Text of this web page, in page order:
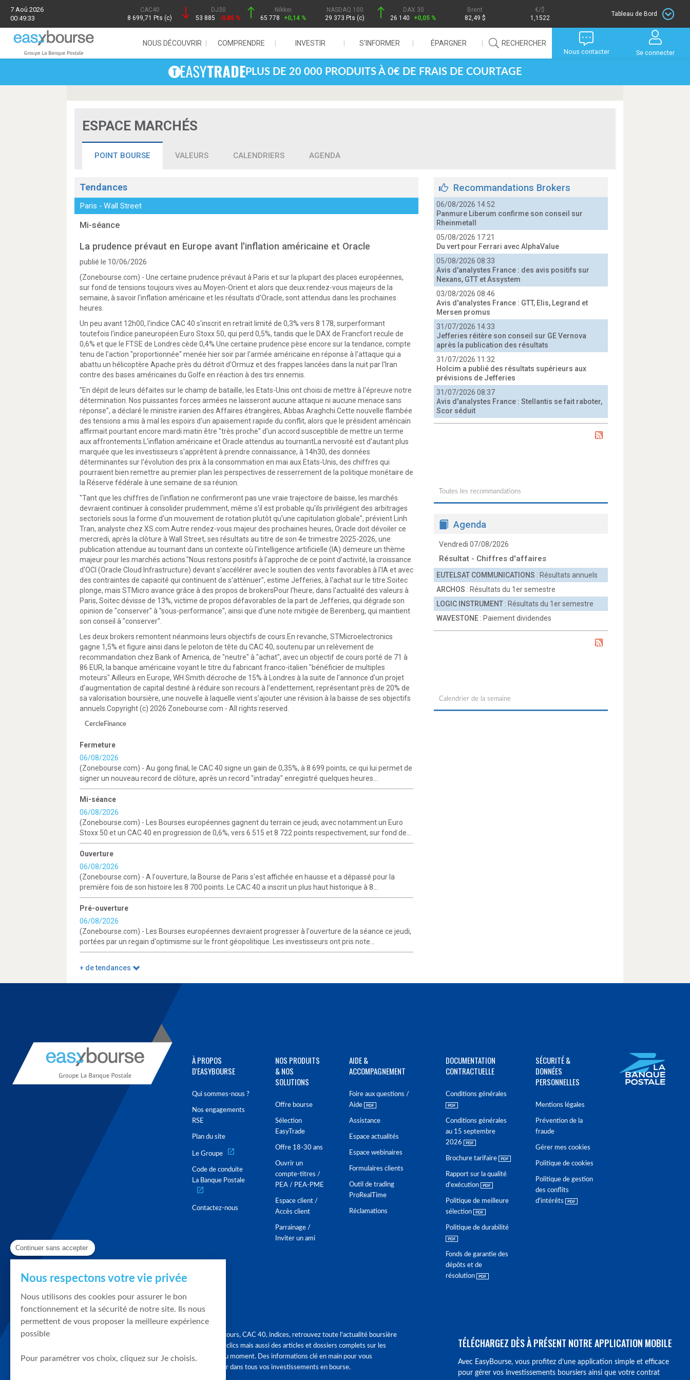
7 Aoû 2026
00:49:33
CAC40
8 699,71 Pts (c)
DJ30
53 885
-0,85 %
Nikkei
65 778
+0,14 %
NASDAQ 100
29 373 Pts (c)
DAX 30
26 140
+0,05 %
Brent
82,49 $
/$
1,1522
Tableau de Bord
NOUS DÉCOUVRIR COMPRENDRE INVESTIR S'INFORMER ÉPARGNER RECHERCHER
Nous contacter Se connecter
PLUS DE 20 000 PRODUITS À 0€ DE FRAIS DE COURTAGE
ESPACE MARCHÉS
POINT BOURSE VALEURS CALENDRIERS AGENDA
Tendances
Paris - Wall Street
Mi-séance
La prudence prévaut en Europe avant l'inflation américaine et Oracle
publié le 10/06/2026
(Zonebourse.com) - Une certaine prudence prévaut à Paris et sur la plupart des places européennes,
sur fond de tensions toujours vives au Moyen-Orient et alors que deux rendez-vous majeurs de la
semaine, à savoir l'inflation américaine et les résultats d'Oracle, sont attendus dans les prochaines
heures.
Un peu avant 12h00, l'indice CAC 40 s'inscrit en retrait limité de 0,3% vers 8 178, surperformant
toutefois l'indice paneuropéen Euro Stoxx 50, qui perd 0,5%, tandis que le DAX de Francfort recule de
0,6% et que le FTSE de Londres cède 0,4%.Une certaine prudence pèse encore sur la tendance, compte
tenu de l'action "proportionnée" menée hier soir par l'armée américaine en réponse à l'attaque qui a
abattu un hélicoptère Apache près du détroit d'Ormuz et des frappes lancées dans la nuit par l'Iran
contre des bases américaines du Golfe en réaction à des tirs ennemis.
"En dépit de leurs défaites sur le champ de bataille, les Etats-Unis ont choisi de mettre à l'épreuve notre
détermination. Nos puissantes forces armées ne laisseront aucune attaque ni aucune menace sans
réponse", a déclaré le ministre iranien des Affaires étrangères, Abbas Araghchi.Cette nouvelle flambée
des tensions a mis à mal les espoirs d'un apaisement rapide du conflit, alors que le président américain
affirmait pourtant encore mardi matin être "très proche" d'un accord susceptible de mettre un terme
aux affrontements.L'inflation américaine et Oracle attendus au tournantLa nervosité est d'autant plus
marquée que les investisseurs s'apprêtent à prendre connaissance, à 14h30, des données
déterminantes sur l'évolution des prix à la consommation en mai aux Etats-Unis, des chiffres qui
pourraient bien remettre au premier plan les perspectives de resserrement de la politique monétaire de
la Réserve fédérale à une semaine de sa réunion.
"Tant que les chiffres de l'inflation ne confirmeront pas une vraie trajectoire de baisse, les marchés
devraient continuer à consolider prudemment, même s'il est probable qu'ils privilégient des arbitrages
sectoriels sous la forme d'un mouvement de rotation plutôt qu'une capitulation globale", prévient Linh
Tran, analyste chez XS.com.Autre rendez-vous majeur des prochaines heures, Oracle doit dévoiler ce
mercredi, après la clôture à Wall Street, ses résultats au titre de son 4e trimestre 2025-2026, une
publication attendue au tournant dans un contexte où l'intelligence artificielle (IA) demeure un thème
majeur pour les marchés actions."Nous restons positifs à l'approche de ce point d'activité, la croissance
d'OCI (Oracle Cloud Infrastructure) devant s'accélérer avec le soutien des vents favorables à l'IA et avec
des contraintes de capacité qui continuent de s'atténuer", estime Jefferies, à l'achat sur le titre.Soitec
plonge, mais STMicro avance grâce à des propos de brokersPour l'heure, dans l'actualité des valeurs à
Paris, Soitec dévisse de 13%, victime de propos défavorables de la part de Jefferies, qui dégrade son
opinion de "conserver" à "sous-performance", ainsi que d'une note mitigée de Berenberg, qui maintient
son conseil à "conserver".
Les deux brokers remontent néanmoins leurs objectifs de cours.En revanche, STMicroelectronics
gagne 1,5% et figure ainsi dans le peloton de tête du CAC 40, soutenu par un relèvement de
recommandation chez Bank of America, de "neutre" à "achat", avec un objectif de cours porté de 71 à
86 EUR, la banque américaine voyant le titre du fabricant franco-italien "bénéficier de multiples
moteurs".Ailleurs en Europe, WH Smith décroche de 15% à Londres à la suite de l'annonce d'un projet
d'augmentation de capital destiné à réduire son recours à l'endettement, représentant près de 20% de
sa valorisation boursière, une nouvelle à laquelle vient s'ajouter une révision à la baisse de ses objectifs
annuels.Copyright (c) 2026 Zonebourse.com - All rights reserved.
CercleFinance
Fermeture
06/08/2026
(Zonebourse.com) - Au gong final, le CAC 40 signe un gain de 0,35%, à 8 699 points, ce qui lui permet de
signer un nouveau record de clôture, après un record "intraday" enregistré quelques heures...
Mi-séance
06/08/2026
(Zonebourse.com) - Les Bourses européennes gagnent du terrain ce jeudi, avec notamment un Euro
Stoxx 50 et un CAC 40 en progression de 0,6%, vers 6 515 et 8 722 points respectivement, sur fond de...
Ouverture
06/08/2026
(Zonebourse.com) - A l'ouverture, la Bourse de Paris s'est affichée en hausse et a dépassé pour la
première fois de son histoire les 8 700 points. Le CAC 40 a inscrit un plus haut historique à 8...
Pré-ouverture
06/08/2026
(Zonebourse.com) - Les Bourses européennes devraient progresser à l'ouverture de la séance ce jeudi,
portées par un regain d'optimisme sur le front géopolitique. Les investisseurs ont pris note...
+ de tendances
Recommandations Brokers
06/08/2026 14:52
Panmure Liberum confirme son conseil sur
Rheinmetall
05/08/2026 17:21
Du vert pour Ferrari avec AlphaValue
05/08/2026 08:33
Avis d'analystes France : des avis positifs sur
Nexans, GTT et Assystem
03/08/2026 08:46
Avis d'analystes France : GTT, Elis, Legrand et
Mersen promus
31/07/2026 14:33
Jefferies réitère son conseil sur GE Vernova
après la publication des résultats
31/07/2026 11:32
Holcim a publié des résultats supérieurs aux
prévisions de Jefferies
31/07/2026 08:37
Avis d'analystes France : Stellantis se fait raboter,
Scor séduit
Toutes les recommandations
Agenda
Vendredi 07/08/2026
Résultat - Chiffres d'affaires
EUTELSAT COMMUNICATIONS : Résultats annuels
ARCHOS : Résultats du 1er semestre
LOGIC INSTRUMENT : Résultats du 1er semestre
WAVESTONE : Paiement dividendes
Calendrier de la semaine
À PROPOS
D'EASYBOURSE
Qui sommes-nous ?
Nos engagements
RSE
Plan du site
Le Groupe
Code de conduite
La Banque Postale
Contactez-nous
NOS PRODUITS
& NOS
SOLUTIONS
Offre bourse
Sélection
EasyTrade
Offre 18-30 ans
Ouvrir un
compte-titres /
PEA / PEA-PME
Espace client /
Accès client
Parrainage /
Inviter un ami
AIDE &
ACCOMPAGNEMENT
Foire aux questions /
Aide
Assistance
Espace actualités
Espace webinaires
Formulaires clients
Outil de trading
ProRealTime
Réclamations
DOCUMENTATION
CONTRACTUELLE
Conditions générales
Conditions générales
au 15 septembre
2026
Brochure tarifaire
Rapport sur la qualité
d'exécution
Politique de meilleure
sélection
Politique de durabilité
Fonds de garantie des
dépôts et de
résolution
SÉCURITÉ &
DONNÉES
PERSONNELLES
Mentions légales
Prévention de la
fraude
Gérer mes cookies
Politique de cookies
Politique de gestion
des conflits
d'intérêts
Graphique, cours, CAC 40, indices, retrouvez toute l'actualité boursière
en quelques clics mais aussi des articles et dossiers complets sur les
tendances du moment. Des informations clé en main pour vous
accompagner dans tous vos investissements en bourse.
TÉLÉCHARGEZ DÈS À PRÉSENT NOTRE APPLICATION MOBILE
Avec EasyBourse, vous profitez d’une application simple et efficace
pour gérer vos investissements boursiers ainsi que votre contrat
Continuer sans accepter
Nous respectons votre vie privée
Nous utilisons des cookies pour assurer le bon
fonctionnement et la sécurité de notre site. Ils nous
permettent de vous proposer la meilleure expérience
possible
Pour paramétrer vos choix, cliquez sur Je choisis.